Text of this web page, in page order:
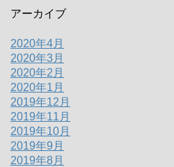
アーカイブ
2020年4月
2020年3月
2020年2月
2020年1月
2019年12月
2019年11月
2019年10月
2019年9月
2019年8月